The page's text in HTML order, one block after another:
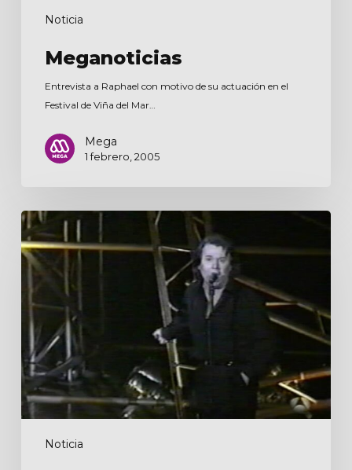
Noticia
Meganoticias
Entrevista a Raphael con motivo de su actuación en el
Festival de Viña del Mar…
Mega
1 febrero, 2005
Noticia
Ahora